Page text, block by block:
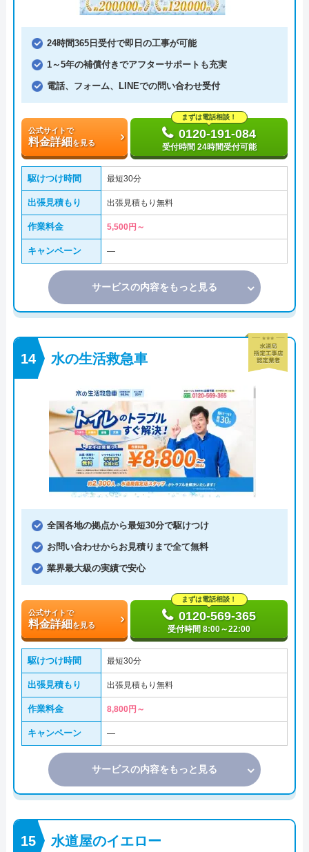
24時間365日受付で即日の工事が可能
1～5年の補償付きでアフターサポートも充実
電話、フォーム、LINEでの問い合わせ受付
公式サイトで
料金詳細を見る
まずは電話相談！
0120-191-084
受付時間 24時間受付可能
駆けつけ時間 最短30分
出張見積もり 出張見積もり無料
作業料金 5,500円～
キャンペーン ―
サービスの内容をもっと見る
水の生活救急車
全国各地の拠点から最短30分で駆けつけ
お問い合わせからお見積りまで全て無料
業界最大級の実績で安心
公式サイトで
料金詳細を見る
まずは電話相談！
0120-569-365
受付時間 8:00～22:00
駆けつけ時間 最短30分
出張見積もり 出張見積もり無料
作業料金 8,800円～
キャンペーン ―
サービスの内容をもっと見る
水道屋のイエロー